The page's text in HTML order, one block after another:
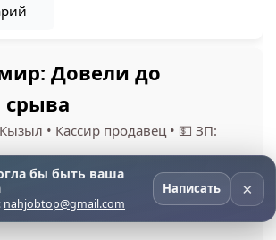
Довели до
срыва
Кызыл • Кассир продавец• 💵 ЗП:
бы быть ваша
nahjobtop@gmail.com
Написать ×